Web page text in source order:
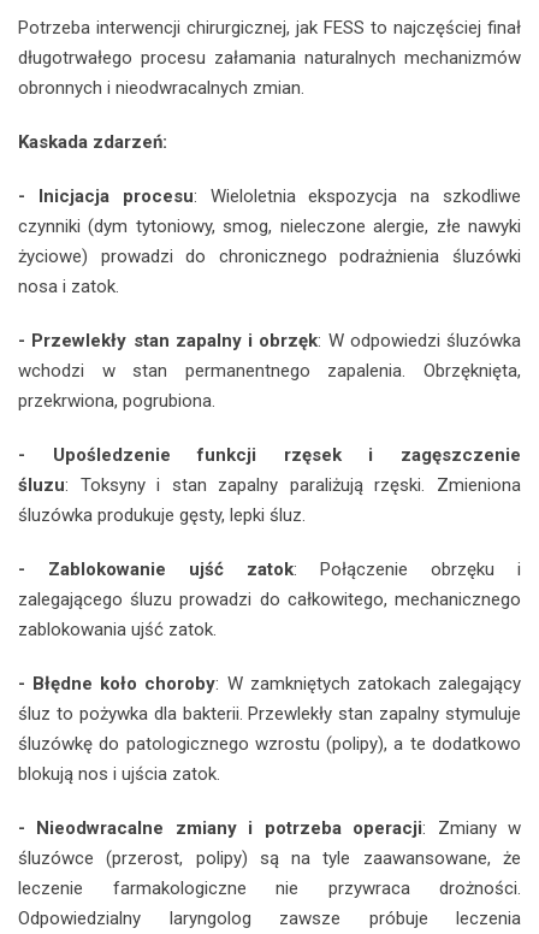
Potrzeba interwencji chirurgicznej, jak FESS to najczęściej finał
długotrwałego procesu załamania naturalnych mechanizmów
obronnych i nieodwracalnych zmian.
Kaskada zdarzeń:
- Inicjacja procesu: Wieloletnia ekspozycja na szkodliwe
czynniki (dym tytoniowy, smog, nieleczone alergie, złe nawyki
życiowe) prowadzi do chronicznego podrażnienia śluzówki
nosa i zatok.
- Przewlekły stan zapalny i obrzęk: W odpowiedzi śluzówka
wchodzi w stan permanentnego zapalenia. Obrzęknięta,
przekrwiona, pogrubiona.
- Upośledzenie funkcji rzęsek i zagęszczenie
śluzu: Toksyny i stan zapalny paraliżują rzęski. Zmieniona
śluzówka produkuje gęsty, lepki śluz.
- Zablokowanie ujść zatok: Połączenie obrzęku i
zalegającego śluzu prowadzi do całkowitego, mechanicznego
zablokowania ujść zatok.
- Błędne koło choroby: W zamkniętych zatokach zalegający
śluz to pożywka dla bakterii. Przewlekły stan zapalny stymuluje
śluzówkę do patologicznego wzrostu (polipy), a te dodatkowo
blokują nos i ujścia zatok.
- Nieodwracalne zmiany i potrzeba operacji: Zmiany w
śluzówce (przerost, polipy) są na tyle zaawansowane, że
leczenie farmakologiczne nie przywraca drożności.
Odpowiedzialny laryngolog zawsze próbuje leczenia